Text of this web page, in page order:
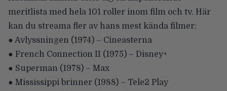
meritlista med hela 101 roller inom film och tv. Här
kan du streama fler av hans mest kända filmer:
● Avlyssningen (1974) – Cineasterna
● French Connection II (1975) – Disney+
● Superman (1978) – Max
● Mississippi brinner (1988) – Tele2 Play